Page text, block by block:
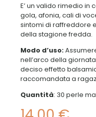
E’ un valido rimedio in
gola, afonia, cali di
sintomi di raffreddore
della stagione fredda.
Modo d’uso:
nell’arco della
deciso effetto
raccomandata a
Quantità: 30 perle